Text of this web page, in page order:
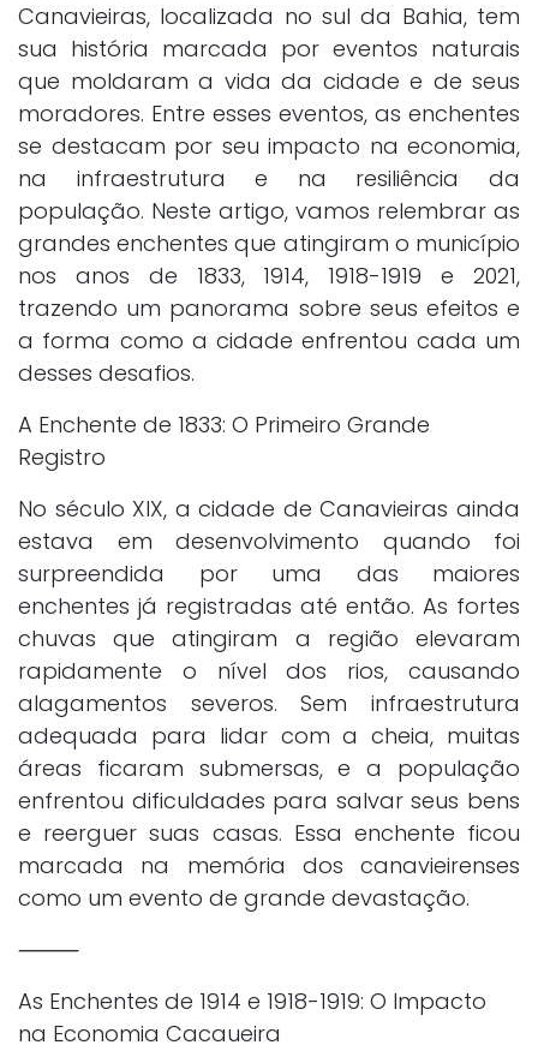
Canavieiras, localizada no sul da Bahia, tem
sua história marcada por eventos naturais
que moldaram a vida da cidade e de seus
moradores. Entre esses eventos, as enchentes
se destacam por seu impacto na economia,
na infraestrutura e na resiliência da
população. Neste artigo, vamos relembrar as
grandes enchentes que atingiram o município
nos anos de 1833, 1914, 1918-1919 e 2021,
trazendo um panorama sobre seus efeitos e
a forma como a cidade enfrentou cada um
desses desafios.
A Enchente de 1833: O Primeiro Grande
Registro
No século XIX, a cidade de Canavieiras ainda
estava em desenvolvimento quando foi
surpreendida por uma das maiores
enchentes já registradas até então. As fortes
chuvas que atingiram a região elevaram
rapidamente o nível dos rios, causando
alagamentos severos. Sem infraestrutura
adequada para lidar com a cheia, muitas
áreas ficaram submersas, e a população
enfrentou dificuldades para salvar seus bens
e reerguer suas casas. Essa enchente ficou
marcada na memória dos canavieirenses
como um evento de grande devastação.
⸻
As Enchentes de 1914 e 1918-1919: O Impacto
na Economia Cacaueira